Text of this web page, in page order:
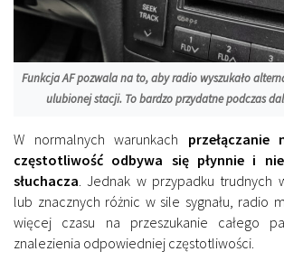
Funkcja AF pozwala na to, aby radio wyszukało
ulubionej stacji. To bardzo przydatne podczas
W normalnych warunkach
częstotliwość odbywa się płynnie i
słuchacza. Jednak w przypadku trudnych
lub znacznych różnic w sile sygnału, radio
więcej czasu na przeszukanie całego
znalezienia odpowiedniej częstotliwości.